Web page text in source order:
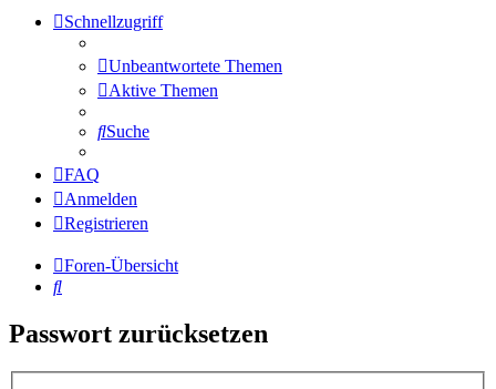
Schnellzugriff
Unbeantwortete Themen
Aktive Themen
Suche
FAQ
Anmelden
Registrieren
Foren-Übersicht
Suche
Passwort zurücksetzen